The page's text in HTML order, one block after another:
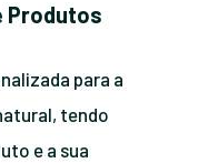
Produtos
para a
tendo
e a sua